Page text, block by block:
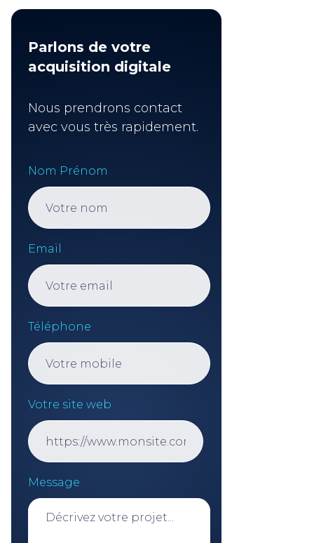
Parlons de votre
acquisition digitale
Nous prendrons contact
avec vous très rapidement.
Nom Prénom
Email
Téléphone
Votre site web
Message